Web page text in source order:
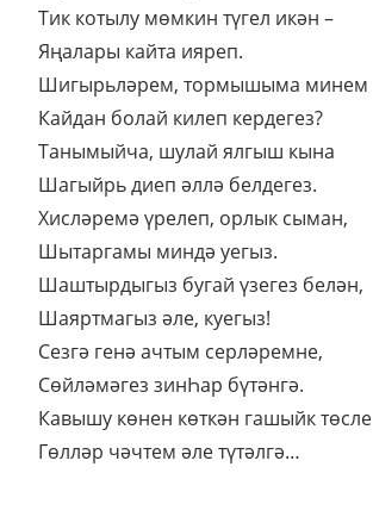
Тик котылу мөмкин түгел икән –
Яңалары кайта ияреп.
Шигырьләрем, тормышыма минем
Кайдан болай килеп кердегез?
Танымыйча, шулай ялгыш кына
Шагыйрь диеп әллә белдегез.
Хисләремә үрелеп, орлык сыман,
Шытаргамы миндә уегыз.
Шаштырдыгыз бугай үзегез белән,
Шаяртмагыз әле, куегыз!
Сезгә генә ачтым серләремне,
Сөйләмәгез зинҺар бүтәнгә.
Кавышу көнен көткән гашыйк төсле
Гөлләр чәчтем әле түтәлгә…